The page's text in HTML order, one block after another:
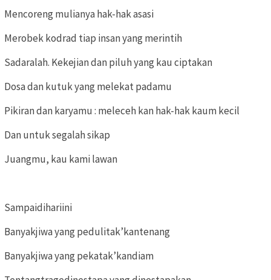
Mencoreng mulianya hak-hak asasi
Merobek kodrad tiap insan yang merintih
Sadaralah. Kekejian dan piluh yang kau ciptakan
Dosa dan kutuk yang melekat padamu
Pikiran dan karyamu : meleceh kan hak-hak kaum kecil
Dan untuk segalah sikap
Juangmu, kau kami lawan
Sampaidihariini
Banyakjiwa yang pedulitak’kantenang
Banyakjiwa yang pekatak’kandiam